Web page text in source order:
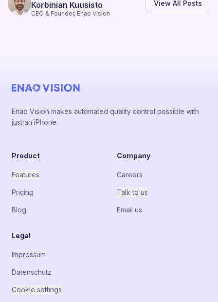
Korbinian Kuusisto
CEO & Founder, Enao Vision
View All Posts
Enao Vision makes automated quality control possible with
just an iPhone.
Product
Features
Pricing
Blog
Company
Careers
Talk to us
Email us
Legal
Impressum
Datenschutz
Cookie settings